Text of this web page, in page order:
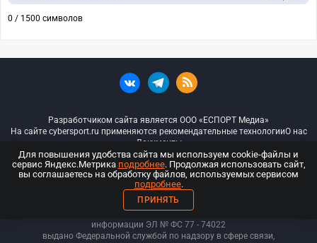
0 / 1500 символов
Разработчиком сайта является ООО «ЕСПОРТ Медиа»
На сайте cybersport.ru применяются рекомендательные технологииО нас
Документы
© ООО «Киберспорт.ру» — Все права защищены
18+
ООО «Киберспорт.ру». Свидетельство о регистрации средств массовой
информации ЭЛ № ФС 77 - 74022
выдано Федеральной службой по надзору в сфере связи,
Для повышения удобства сайта мы используем cookie-файлы и
сервис Яндекс.Метрика подробнее. Продолжая использовать сайт,
вы соглашаетесь на обработку файлов, используемых сервисом
подробнее.
ПРИНЯТЬ